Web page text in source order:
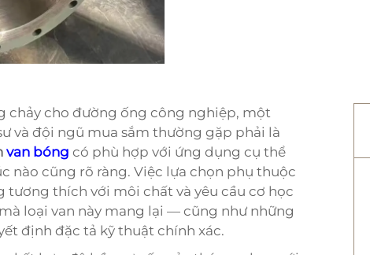
chảy cho đường ống công nghiệp, một
và đội ngũ mua sắm thường gặp phải là
van bóng có phù hợp với ứng dụng cụ thể
nào cũng rõ ràng. Việc lựa chọn phụ thuộc
tương thích với môi chất và yêu cầu cơ học
loại van này mang lại — cũng như những
định đặc tả kỹ thuật chính xác.